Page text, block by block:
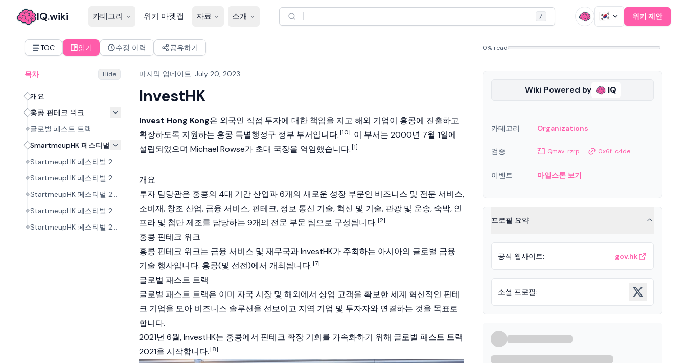
IQ.wiki 카테고리 위키 마켓캡 자료 소개 / 위키 제안
TOC 읽기 수정 이력 공유하기 0% read
목차 Hide
개요
홍콩 핀테크 위크
글로벌 패스트 트랙
SmartmeupHK 페스티벌
StartmeupHK 페스티벌 2019
StartmeupHK 페스티벌 2020
StartmeupHK 페스티벌 2021
StartmeupHK 페스티벌 2022
StartmeupHK 페스티벌 2023
마지막 업데이트: July 20, 2023
InvestHK
Invest Hong Kong은 외국인 직접 투자에 대한 책임을 지고 해외 기업이 홍콩에 진출하고
확장하도록 지원하는 홍콩 특별행정구 정부 부서입니다.[10] 이 부서는 2000년 7월 1일에
설립되었으며 Michael Rowse가 초대 국장을 역임했습니다.[1]
개요
투자 담당관은 홍콩의 4대 기간 산업과 6개의 새로운 성장 부문인 비즈니스 및 전문 서비스,
소비재, 창조 산업, 금융 서비스, 핀테크, 정보 통신 기술, 혁신 및 기술, 관광 및 운송, 숙박, 인
프라 및 첨단 제조를 담당하는 9개의 전문 부문 팀으로 구성됩니다.[2]
홍콩 핀테크 위크
홍콩 핀테크 위크는 금융 서비스 및 재무국과 InvestHK가 주최하는 아시아의 글로벌 금융
기술 행사입니다. 홍콩(및 선전)에서 개최됩니다.[7]
글로벌 패스트 트랙
글로벌 패스트 트랙은 이미 자국 시장 및 해외에서 상업 고객을 확보한 세계 혁신적인 핀테
크 기업을 모아 비즈니스 솔루션을 선보이고 지역 기업 및 투자자와 연결하는 것을 목표로
합니다.
2021년 6월, InvestHK는 홍콩에서 핀테크 확장 기회를 가속화하기 위해 글로벌 패스트 트랙
2021을 시작합니다.[8]
Wiki Powered by IQ
카테고리 Organizations
검증 Qmav...rzrp 0x6f...c4de
이벤트 마일스톤 보기
프로필 요약
공식 웹사이트: gov.hk
소셜 프로필: